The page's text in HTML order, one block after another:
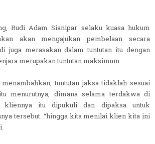
Rudi Adam Sianipar selaku kuasa hukum
akan mengajukan pembelaan secara
juga merasakan dalam tuntutan itu dengan
merupakan tuntutan maksimum.
tuntutan jaksa tidaklah sesuai
menurutnya, dimana selama terdakwa di
kliennya itu dipukuli dan dipaksa untuk
tersebut. “hingga kita menilai klien kita ini